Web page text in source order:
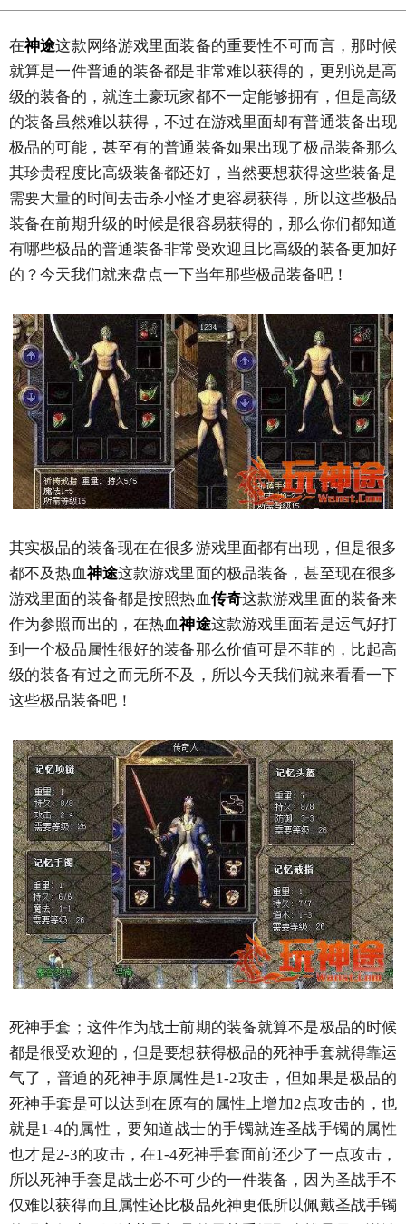
在神途这款网络游戏里面装备的重要性不可而言，那时候
就算是一件普通的装备都是非常难以获得的，更别说是高
级的装备的，就连土豪玩家都不一定能够拥有，但是高级
的装备虽然难以获得，不过在游戏里面却有普通装备出现
极品的可能，甚至有的普通装备如果出现了极品装备那么
其珍贵程度比高级装备都还好，当然要想获得这些装备是
需要大量的时间去击杀小怪才更容易获得，所以这些极品
装备在前期升级的时候是很容易获得的，那么你们都知道
有哪些极品的普通装备非常受欢迎且比高级的装备更加好
的？今天我们就来盘点一下当年那些极品装备吧！
其实极品的装备现在在很多游戏里面都有出现，但是很多
都不及热血神途这款游戏里面的极品装备，甚至现在很多
游戏里面的装备都是按照热血传奇这款游戏里面的装备来
作为参照而出的，在热血神途这款游戏里面若是运气好打
到一个极品属性很好的装备那么价值可是不菲的，比起高
级的装备有过之而无所不及，所以今天我们就来看看一下
这些极品装备吧！
死神手套；这件作为战士前期的装备就算不是极品的时候
都是很受欢迎的，但是要想获得极品的死神手套就得靠运
气了，普通的死神手原属性是1-2攻击，但如果是极品的
死神手套是可以达到在原有的属性上增加2点攻击的，也
就是1-4的属性，要知道战士的手镯就连圣战手镯的属性
也才是2-3的攻击，在1-4死神手套面前还少了一点攻击，
所以死神手套是战士必不可少的一件装备，因为圣战手不
仅难以获得而且属性还比极品死神更低所以佩戴圣战手镯